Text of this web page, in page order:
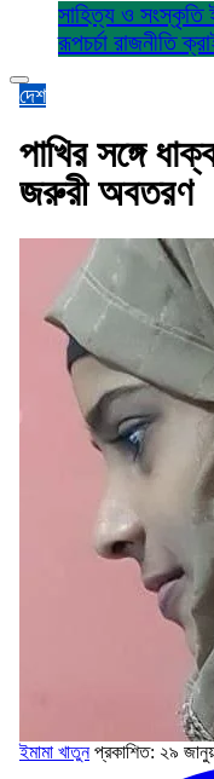
সাহিত্য ও সংস্কৃতি
রূপচর্চা রাজনীতি
দেশ
পাখির সঙ্গে
জরুরী অবতরণ
ইমামা খাতুন প্রকাশিত: ২৯